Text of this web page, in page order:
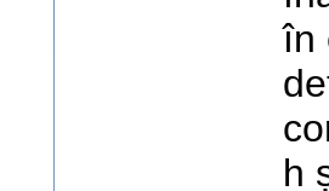
în
h